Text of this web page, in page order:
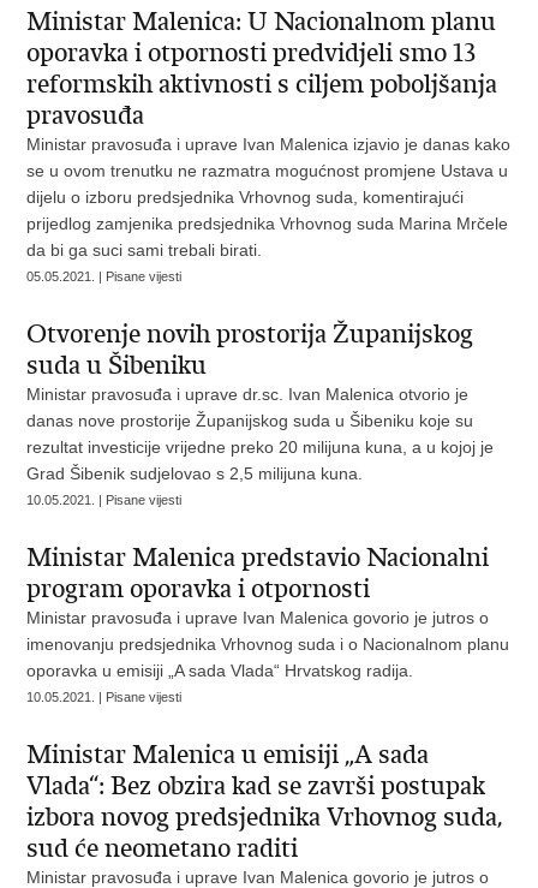
Ministar Malenica: U Nacionalnom planu
oporavka i otpornosti predvidjeli smo 13
reformskih aktivnosti s ciljem poboljšanja
pravosuđa
Ministar pravosuđa i uprave Ivan Malenica izjavio je danas kako
se u ovom trenutku ne razmatra mogućnost promjene Ustava u
dijelu o izboru predsjednika Vrhovnog suda, komentirajući
prijedlog zamjenika predsjednika Vrhovnog suda Marina Mrčele
da bi ga suci sami trebali birati.
05.05.2021. | Pisane vijesti
Otvorenje novih prostorija Županijskog
suda u Šibeniku
Ministar pravosuđa i uprave dr.sc. Ivan Malenica otvorio je
danas nove prostorije Županijskog suda u Šibeniku koje su
rezultat investicije vrijedne preko 20 milijuna kuna, a u kojoj je
Grad Šibenik sudjelovao s 2,5 milijuna kuna.
10.05.2021. | Pisane vijesti
Ministar Malenica predstavio Nacionalni
program oporavka i otpornosti
Ministar pravosuđa i uprave Ivan Malenica govorio je jutros o
imenovanju predsjednika Vrhovnog suda i o Nacionalnom planu
oporavka u emisiji „A sada Vlada“ Hrvatskog radija.
10.05.2021. | Pisane vijesti
Ministar Malenica u emisiji „A sada
Vlada“: Bez obzira kad se završi postupak
izbora novog predsjednika Vrhovnog suda,
sud će neometano raditi
Ministar pravosuđa i uprave Ivan Malenica govorio je jutros o